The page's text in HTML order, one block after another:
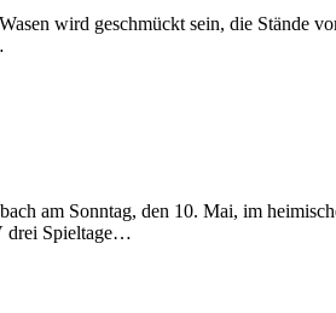
wird geschmückt sein, die Stände
am Sonntag, den 10. Mai, im
drei Spieltage…